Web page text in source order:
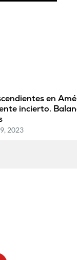
en
incierto.
2023